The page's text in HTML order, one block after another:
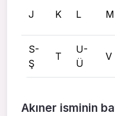
J K L M
S-
Ş
T
U-
Ü
V
Akıner isminin